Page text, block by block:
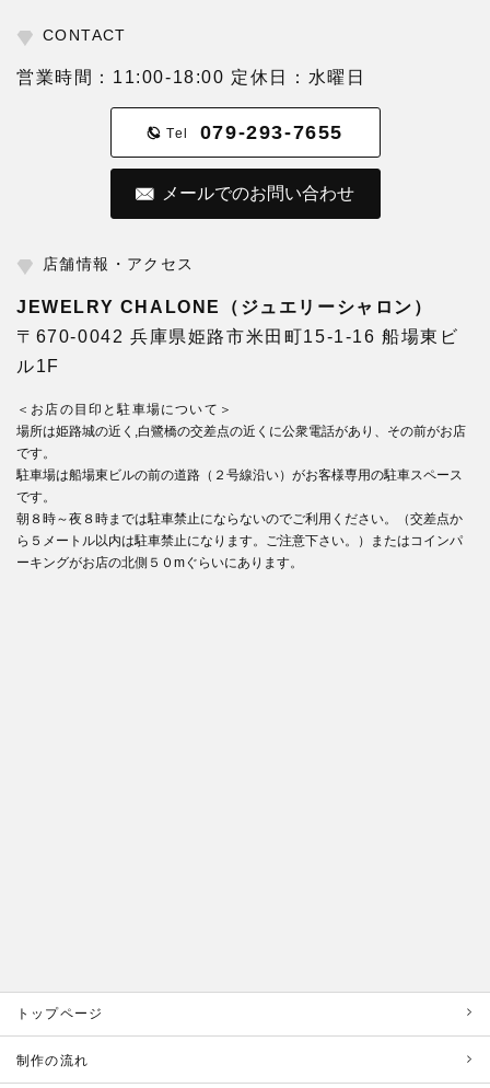
CONTACT
営業時間：11:00-18:00 定休日：水曜日
Tel 079-293-7655
メールでのお問い合わせ
店舗情報・アクセス
JEWELRY CHALONE（ジュエリーシャロン）
〒670-0042 兵庫県姫路市米田町15-1-16 船場東ビ
ル1F
＜お店の目印と駐車場について＞
場所は姫路城の近く,白鷺橋の交差点の近くに公衆電話があり、その前がお店
です。
駐車場は船場東ビルの前の道路（２号線沿い）がお客様専用の駐車スペース
です。
朝８時～夜８時までは駐車禁止にならないのでご利用ください。（交差点か
ら５メートル以内は駐車禁止になります。ご注意下さい。）またはコインパ
ーキングがお店の北側５０mぐらいにあります。
トップページ
制作の流れ